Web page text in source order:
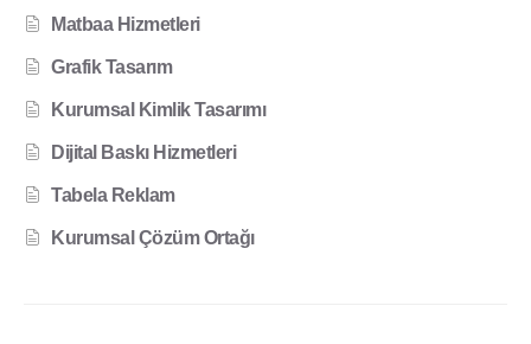
Matbaa Hizmetleri
Grafik Tasarım
Kurumsal Kimlik Tasarımı
Dijital Baskı Hizmetleri
Tabela Reklam
Kurumsal Çözüm Ortağı